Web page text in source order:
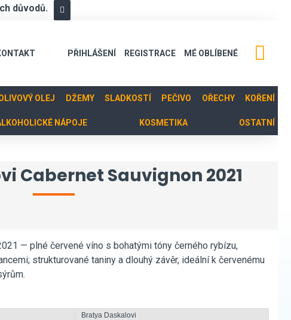
důvodů.
PŘIHLÁŠENÍ REGISTRACE MÉ OBLÍBENÉ
OLEJ DŽEMY SLADKOSTÍ PEČIVO OŘECHY KOŘENÍ
NÁPOJE KOSMETIKA OSTATNÍ
Cabernet Sauvignon 2021
— plné červené víno s bohatými tóny černého rybízu,
strukturované taniny a dlouhý závěr, ideální k červenému
Bratya Daskalovi